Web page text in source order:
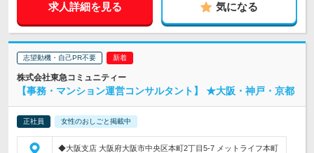
求人詳細を見る 気になる
志望動機・自己PR不要
株式会社東急コミュニティー
【事務・マンション運営コンサルタント】 ★大阪・神戸・京都
正社員 女性のおしごと掲載中
◆大阪支店 大阪府大阪市中央区本町2丁目5-7 メットライフ本町